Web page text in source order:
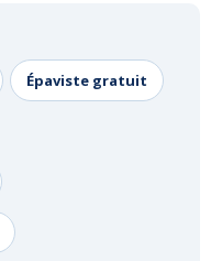
Épaviste gratuit